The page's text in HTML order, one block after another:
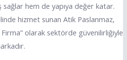
hem de yapıya değer katar.
hizmet sunan Atik Paslanmaz,
olarak sektörde güvenilirliğiyle